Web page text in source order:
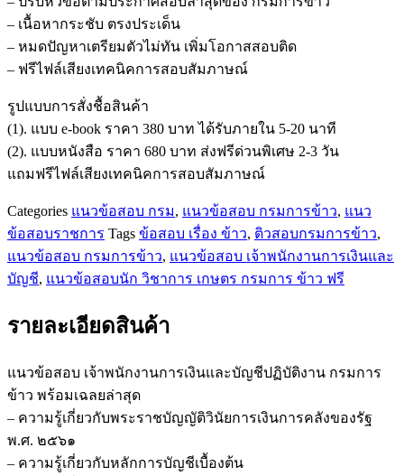
พนักงาน
การ
เงิน
และ
บัญชี
ปฏิบัติ
งาน
กรม
ข้าว
ชิ้น
– เนื้อหากระชับ ตรงประเด็น
– หมดปัญหาเตรียมตัวไม่ทัน เพิ่มโอกาสสอบติด
– ฟรีไฟล์เสียงเทคนิคการสอบสัมภาษณ์
รูปแบบการสั่งชื้อสินค้า
(1). แบบ e-book ราคา 380 บาท ได้รับภายใน 5-20 นาที
(2). แบบหนังสือ ราคา 680 บาท ส่งฟรีด่วนพิเศษ 2-3 วัน
แถมฟรีไฟล์เสียงเทคนิคการสอบสัมภาษณ์
Categories แนวข้อสอบ กรม, แนวข้อสอบ กรมการข้าว, แนว
ข้อสอบราชการ Tags ข้อสอบ เรื่อง ข้าว, ติวสอบกรมการข้าว,
แนวข้อสอบ กรมการข้าว, แนวข้อสอบ เจ้าพนักงานการเงินและ
บัญชี, แนวข้อสอบนัก วิชาการ เกษตร กรมการ ข้าว ฟรี
รายละเอียดสินค้า
แนวข้อสอบ เจ้าพนักงานการเงินและบัญชีปฏิบัติงาน กรมการ
ข้าว พร้อมเฉลยล่าสุด
– ความรู้เกี่ยวกับพระราชบัญญัติวินัยการเงินการคลังของรัฐ
พ.ศ. ๒๕๖๑
– ความรู้เกี่ยวกับหลักการบัญชีเบื้องต้น